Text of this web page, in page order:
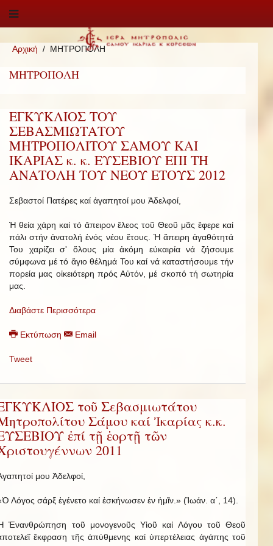
Αρχική ΜΗΤΡΟΠΟΛΗ
ΜΗΤΡΟΠΟΛΗ
ΕΓΚΥΚΛΙΟΣ ΤΟΥ
ΣΕΒΑΣΜΙΩΤΑΤΟΥ
ΜΗΤΡΟΠΟΛΙΤΟΥ ΣΑΜΟΥ ΚΑΙ
ΙΚΑΡΙΑΣ κ. κ. ΕΥΣΕΒΙΟΥ ΕΠΙ ΤΗ
ΑΝΑΤΟΛΗ ΤΟΥ ΝΕΟΥ ΕΤΟΥΣ 2012
Σεβαστοί Πατέρες καί ἀγαπητοί μου Ἀδελφοί,
Ἡ θεία χάρη καί τό ἄπειρον ἔλεος τοῦ Θεοῦ μᾶς ἔφερε καί
πάλι στήν ἀνατολή ἑνός νέου ἔτους. Ἡ ἄπειρη ἀγαθότητά
Του χαρίζει σ' ὅλους μία ἀκόμη εὐκαιρία νά ζήσουμε
σύμφωνα μέ τό ἅγιο θέλημά Του καί νά καταστήσουμε τήν
πορεία μας οἰκειότερη πρός Αὐτόν, μέ σκοπό τή σωτηρία
μας.
Διαβάστε Περισσότερα
Εκτύπωση Email
Tweet
τοῦ Σεβασμιωτάτου
Σάμου καί Ἰκαρίας κ.κ.
ἐπί τῇ ἑορτῇ τῶν
2011
μου Ἀδελφοί,
Λόγος σάρξ ἐγένετο καί ἐσκήνωσεν ἐν ἡμῖν.» (Ἰωάν. α΄, 14).
Ἐνανθρώπηση τοῦ μονογενοῦς Υἱοῦ καί Λόγου τοῦ Θεοῦ
ἔκφραση τῆς ἀπύθμενης καί ὑπερτέλειας ἀγάπης τοῦ